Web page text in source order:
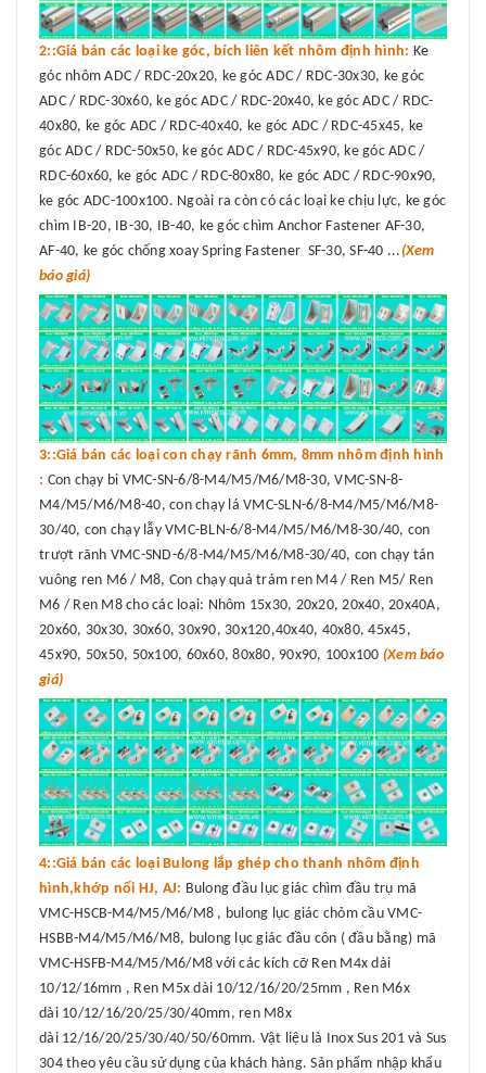
2::Giá bán các loại ke góc, bích liên kết nhôm định hình: Ke
góc nhôm ADC / RDC-20x20, ke góc ADC / RDC-30x30, ke góc
ADC / RDC-30x60, ke góc ADC / RDC-20x40, ke góc ADC / RDC-
40x80, ke góc ADC / RDC-40x40, ke góc ADC / RDC-45x45, ke
góc ADC / RDC-50x50, ke góc ADC / RDC-45x90, ke góc ADC /
RDC-60x60, ke góc ADC / RDC-80x80, ke góc ADC / RDC-90x90,
ke góc ADC-100x100. Ngoài ra còn có các loại ke chịu lực, ke góc
chìm IB-20, IB-30, IB-40, ke góc chìm Anchor Fastener AF-30,
AF-40, ke góc chống xoay Spring Fastener SF-30, SF-40 ... (Xem
báo giá)
3::Giá bán các loại con chạy rãnh 6mm, 8mm nhôm định hình
: Con chạy bi VMC-SN-6/8-M4/M5/M6/M8-30, VMC-SN-8-
M4/M5/M6/M8-40, con chạy lá VMC-SLN-6/8-M4/M5/M6/M8-
30/40, con chạy lẫy VMC-BLN-6/8-M4/M5/M6/M8-30/40, con
trượt rãnh VMC-SND-6/8-M4/M5/M6/M8-30/40, con chạy tán
vuông ren M6 / M8, Con chạy quả trám ren M4 / Ren M5/ Ren
M6 / Ren M8 cho các loại: Nhôm 15x30, 20x20, 20x40, 20x40A,
20x60, 30x30, 30x60, 30x90, 30x120,40x40, 40x80, 45x45,
45x90, 50x50, 50x100, 60x60, 80x80, 90x90, 100x100 (Xem báo
giá)
4::Giá bán các loại Bulong lắp ghép cho thanh nhôm định
hình,khớp nối HJ, AJ: Bulong đầu lục giác chìm đầu trụ mã
VMC-HSCB-M4/M5/M6/M8 , bulong lục giác chỏm cầu VMC-
HSBB-M4/M5/M6/M8, bulong lục giác đầu côn ( đầu bằng) mã
VMC-HSFB-M4/M5/M6/M8 với các kích cỡ Ren M4x dài
10/12/16mm , Ren M5x dài 10/12/16/20/25mm , Ren M6x
dài 10/12/16/20/25/30/40mm, ren M8x
dài 12/16/20/25/30/40/50/60mm. Vật liệu là Inox Sus 201 và Sus
304 theo yêu cầu sử dụng của khách hàng. Sản phẩm nhập khẩu